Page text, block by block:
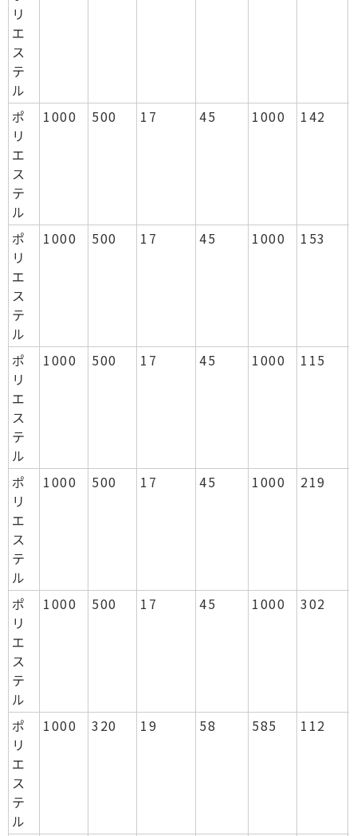
リ
エ
ス
テ
ル
ポ
リ
エ
ス
テ
ル
1000 500 17 45 1000 142
ポ
リ
エ
ス
テ
ル
1000 500 17 45 1000 153
ポ
リ
エ
ス
テ
ル
1000 500 17 45 1000 115
ポ
リ
エ
ス
テ
ル
1000 500 17 45 1000 219
ポ
リ
エ
ス
テ
ル
1000 500 17 45 1000 302
ポ
リ
エ
ス
テ
ル
1000 320 19 58 585 112